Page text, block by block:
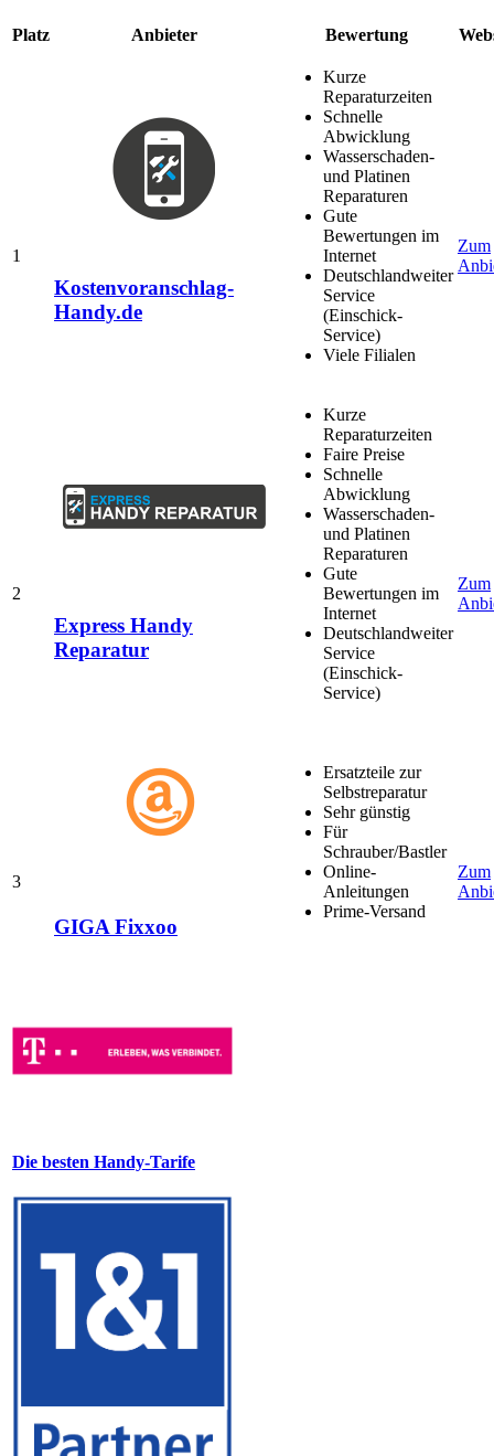
Platz Anbieter Bewertung
1
Kostenvoranschlag-
Handy.de
Kurze
Reparaturzeiten
Schnelle
Abwicklung
Wasserschaden-
und Platinen
Reparaturen
Gute
Bewertungen im
Internet
Deutschlandweiter
Service
(Einschick-
Service)
Viele Filialen
Zum
2
Express Handy
Reparatur
Kurze
Reparaturzeiten
Faire Preise
Schnelle
Abwicklung
Wasserschaden-
und Platinen
Reparaturen
Gute
Bewertungen im
Internet
Deutschlandweiter
Service
(Einschick-
Service)
Zum
3
GIGA Fixxoo
Ersatzteile zur
Selbstreparatur
Sehr günstig
Für
Schrauber/Bastler
Online-
Anleitungen
Prime-Versand
Zum
Die besten Handy-Tarife